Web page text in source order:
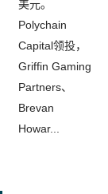
美元。
Polychain
Capital领投，
Griffin Gaming
Partners、
Brevan
Howar...